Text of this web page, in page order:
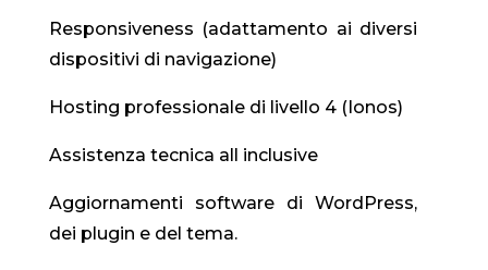
Responsiveness (adattamento ai diversi
dispositivi di navigazione)
Hosting professionale di livello 4 (Ionos)
Assistenza tecnica all inclusive
Aggiornamenti software di WordPress,
dei plugin e del tema.